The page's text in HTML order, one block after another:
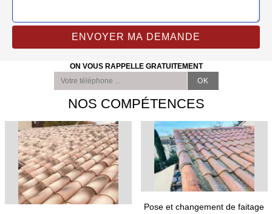
ON VOUS RAPPELLE GRATUITEMENT
NOS COMPÉTENCES
Pose et changement de faitage